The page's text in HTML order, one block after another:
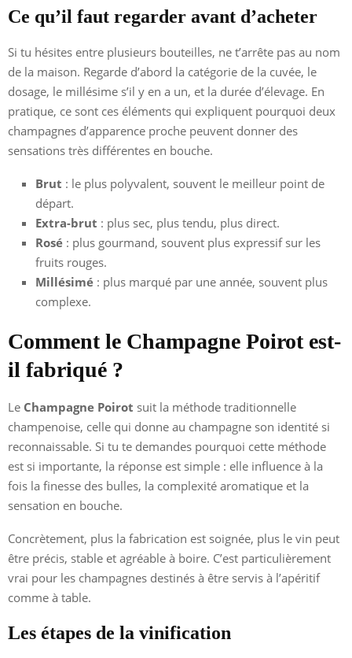
Ce qu’il faut regarder avant d’acheter
Si tu hésites entre plusieurs bouteilles, ne t’arrête pas au nom
de la maison. Regarde d’abord la catégorie de la cuvée, le
dosage, le millésime s’il y en a un, et la durée d’élevage. En
pratique, ce sont ces éléments qui expliquent pourquoi deux
champagnes d’apparence proche peuvent donner des
sensations très différentes en bouche.
Brut : le plus polyvalent, souvent le meilleur point de
départ.
Extra-brut : plus sec, plus tendu, plus direct.
Rosé : plus gourmand, souvent plus expressif sur les
fruits rouges.
Millésimé : plus marqué par une année, souvent plus
complexe.
Comment le Champagne Poirot est-
il fabriqué ?
Le Champagne Poirot suit la méthode traditionnelle
champenoise, celle qui donne au champagne son identité si
reconnaissable. Si tu te demandes pourquoi cette méthode
est si importante, la réponse est simple : elle influence à la
fois la finesse des bulles, la complexité aromatique et la
sensation en bouche.
Concrètement, plus la fabrication est soignée, plus le vin peut
être précis, stable et agréable à boire. C’est particulièrement
vrai pour les champagnes destinés à être servis à l’apéritif
comme à table.
Les étapes de la vinification